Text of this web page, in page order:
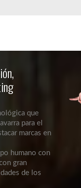
que
para el
marcas en
humano con
gran
de los